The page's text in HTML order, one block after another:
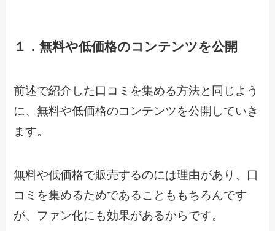
１．無料や低価格のコンテンツを公開
前述で紹介した口コミを集める方法と同じよう
に、無料や低価格のコンテンツを公開していき
ます。
無料や低価格で販売するのには理由があり、口
コミを集めるためであることももちろんです
が、ファン化にも効果があるからです。